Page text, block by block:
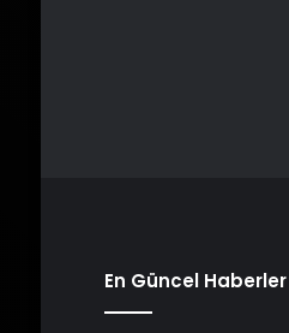
En Güncel Haberler